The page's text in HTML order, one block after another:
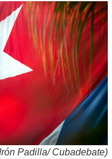
Padilla/ Cubadebate)